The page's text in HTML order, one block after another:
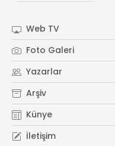
Web TV
Foto Galeri
Yazarlar
Arşiv
Künye
İletişim